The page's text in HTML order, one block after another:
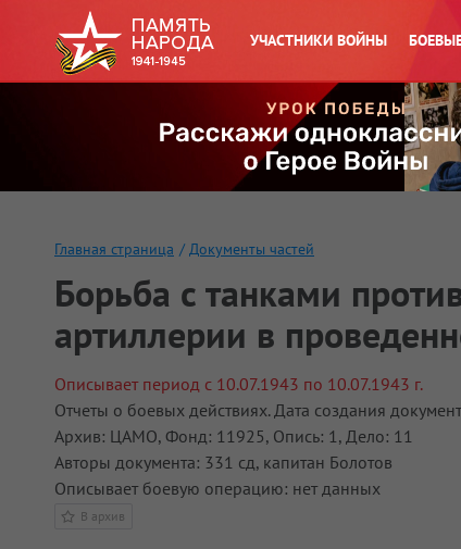
УЧАСТНИКИ ВОЙНЫ
Главная страница / Документы частей
Борьба с танками
артиллерии в
Описывает период с 10.07.1943 по 10.07.1943 г.
Отчеты о боевых действиях. Дата создания
Архив: ЦАМО, Фонд: 11925, Опись: 1, Дело: 11
Авторы документа: 331 сд, капитан Болотов
Описывает боевую операцию: нет данных
В архив